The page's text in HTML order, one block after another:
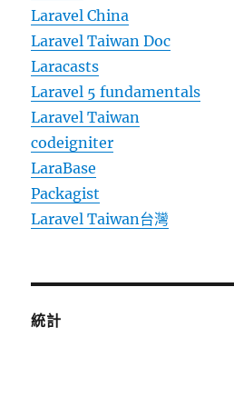
Laravel China
Laravel Taiwan Doc
Laracasts
Laravel 5 fundamentals
Laravel Taiwan
codeigniter
LaraBase
Packagist
Laravel Taiwan台灣
統計